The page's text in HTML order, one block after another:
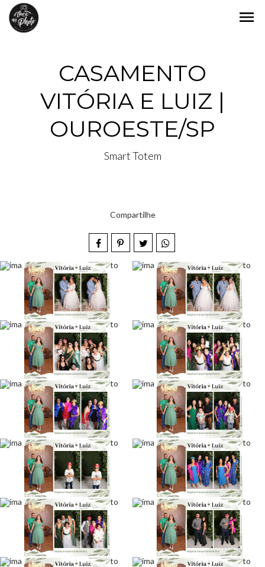
menu
CASAMENTO
VITÓRIA E LUIZ |
OUROESTE/SP
Smart Totem
Compartilhe